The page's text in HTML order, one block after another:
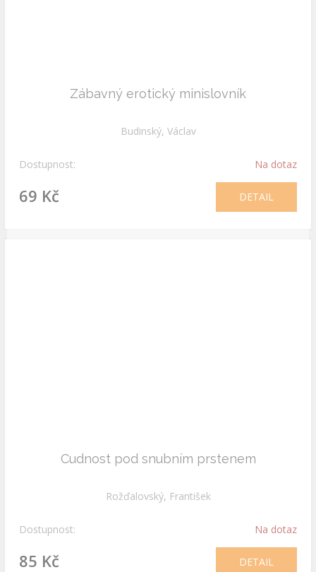
Zábavný erotický minislovník
Budinský, Václav
Dostupnost: Na dotaz
69 Kč DETAIL
Cudnost pod snubním prstenem
Rožďalovský, František
Dostupnost: Na dotaz
85 Kč DETAIL